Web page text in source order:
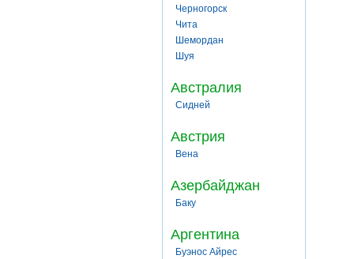
Черногорск
Чита
Шемордан
Шуя
Австралия
Сидней
Австрия
Вена
Азербайджан
Баку
Аргентина
Буэнос Айрес